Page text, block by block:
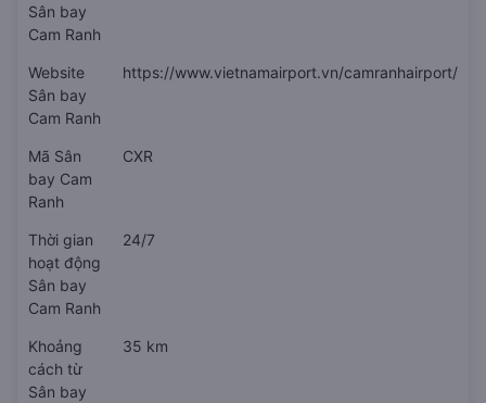
Sân bay
Cam Ranh
Website
Sân bay
Cam Ranh
https://www.vietnamairport.vn/camranhairport/
Mã Sân
bay Cam
Ranh
CXR
Thời gian
hoạt động
Sân bay
Cam Ranh
24/7
Khoảng
cách từ
Sân bay
35 km